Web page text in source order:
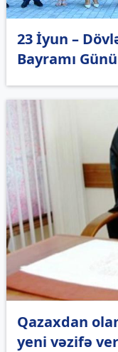
23 İyun –
Bayramı
Qazaxdan
yeni vəzifə